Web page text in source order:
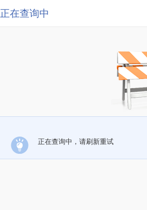
正在查询中
正在查询中，请刷新重试